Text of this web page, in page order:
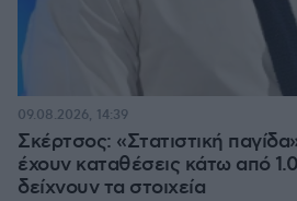
Σκέρτσος: «Στατιστική
έχουν καταθέσεις κάτω από
δείχνουν τα στοιχεία
09.08.2026, 14:39